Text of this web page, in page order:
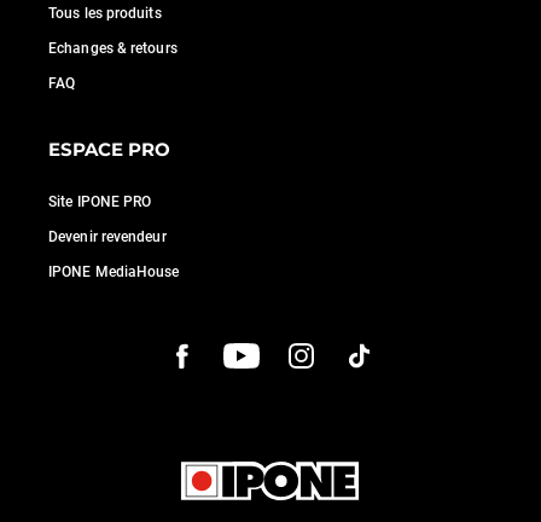
Tous les produits
Echanges & retours
FAQ
ESPACE PRO
Site IPONE PRO
Devenir revendeur
IPONE MediaHouse